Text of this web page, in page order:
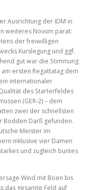
Ausrichtung der IDM in
weiteres Novum parat:
der freiwilligen
Kurslegung und ggf.
gut war die Stimmung
ersten Regattatag dem
internationaler
des Starterfeldes
(GER-2) – dem
zwei der schnellsten
Bodden Darß gefunden.
Meister im
inklusive vier Damen
und zugleich buntes
Wind mit Böen bis
das gesamte Feld auf